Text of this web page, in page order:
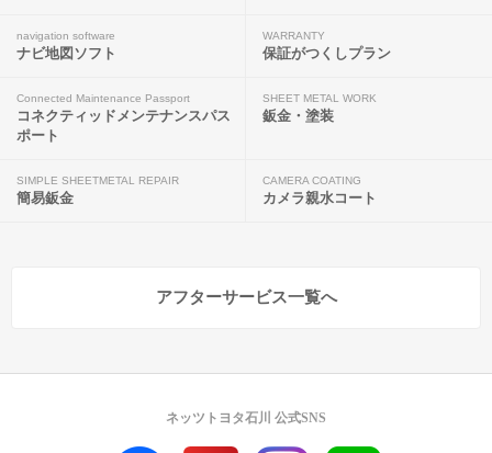
navigation software
ナビ地図ソフト
WARRANTY
保証がつくしプラン
Connected Maintenance Passport
コネクティッドメンテナンスパス
ポート
SHEET METAL WORK
鈑金・塗装
SIMPLE SHEETMETAL REPAIR
簡易鈑金
CAMERA COATING
カメラ親水コート
アフターサービス一覧へ
ネッツトヨタ石川 公式SNS